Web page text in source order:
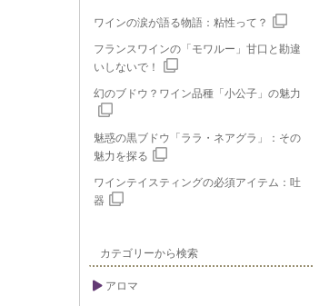
ワインの涙が語る物語：粘性って？
フランスワインの「モワルー」甘口と勘違
いしないで！
幻のブドウ？ワイン品種「小公子」の魅力
魅惑の黒ブドウ「ララ・ネアグラ」：その
魅力を探る
ワインテイスティングの必須アイテム：吐
器
カテゴリーから検索
アロマ